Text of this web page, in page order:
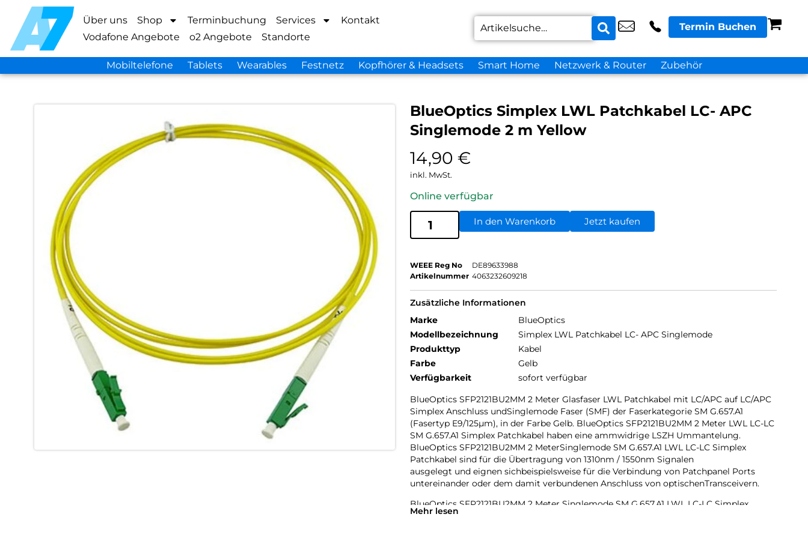
Über uns Shop Terminbuchung Services
Kontakt
Vodafone Angebote
o2 Angebote Standorte
Termin Buchen
Mobiltelefone Tablets Wearables Festnetz Kopfhörer & Headsets Smart Home Netzwerk & Router Zubehör
BlueOptics Simplex LWL Patchkabel LC- APC
Singlemode 2 m Yellow
14,90 €
inkl. MwSt.
Online verfügbar
In den Warenkorb Jetzt kaufen
WEEE Reg No
DE89633988
Artikelnummer 4063232609218
Zusätzliche Informationen
Marke
BlueOptics
Modellbezeichnung
Simplex LWL Patchkabel LC- APC Singlemode
Produkttyp
Kabel
Farbe
Gelb
Verfügbarkeit
sofort verfügbar
BlueOptics SFP2121BU2MM 2 Meter Glasfaser LWL Patchkabel mit LC/APC auf LC/APC
Simplex Anschluss undSinglemode Faser (SMF) der Faserkategorie SM G.657.A1
(Fasertyp E9/125µm), in der Farbe Gelb. BlueOptics SFP2121BU2MM 2 Meter LWL LC-LC
SM G.657.A1 Simplex Patchkabel haben eine ammwidrige LSZH Ummantelung.
BlueOptics SFP2121BU2MM 2 MeterSinglemode SM G.657.A1 LWL LC-LC Simplex
Patchkabel sind für die Übertragung von 1310nm / 1550nm Signalen
ausgelegt und eignen sichbeispielsweise für die Verbindung von Patchpanel Ports
untereinander oder dem damit verbundenen Anschluss von optischenTransceivern.
BlueOptics SFP2121BU2MM 2 Meter Singlemode SM G.657.A1 LWL LC-LC Simplex
Patchkabel haben einen Dämpfungswert von 0,4dB proKilometer, eine geringe
Mehr lesen